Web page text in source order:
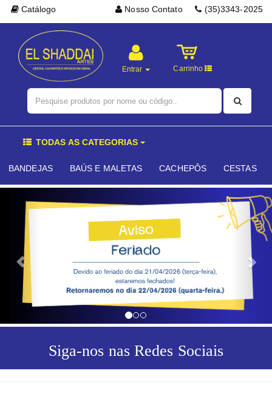
Nosso Contato (35)3343-2025
Catálogo
Entrar Carrinho
TODAS AS CATEGORIAS
BANDEJAS BAÚS E MALETAS CACHEPÔS CESTAS
Previous
Siga-nos nas Redes Sociais